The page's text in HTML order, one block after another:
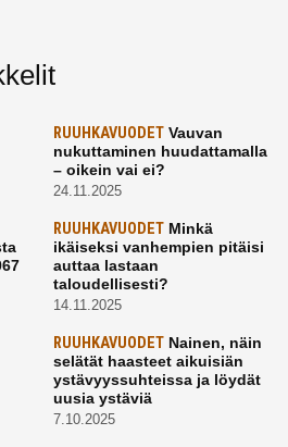
RUUHKAVUODETVauvan
nukuttaminen huudattamalla
– oikein vai ei?
24.11.2025
RUUHKAVUODETMinkä
ikäiseksi vanhempien pitäisi
auttaa lastaan
taloudellisesti?
14.11.2025
RUUHKAVUODETNainen, näin
selätät haasteet aikuisiän
ystävyyssuhteissa ja löydät
uusia ystäviä
7.10.2025